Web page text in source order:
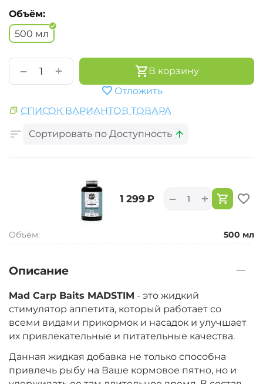
Объём:
500 мл
+
−
В корзину
Отложить
СПИСОК ВАРИАНТОВ ТОВАРА
Сортировать по Доступность
‍1 299‍ ₽ +
−
Объём: 500 мл
Описание
Mad Carp Baits MADSTIM - это жидкий
стимулятор аппетита, который работает со
всеми видами прикормок и насадок и улучшает
их привлекательные и питательные качества.
Данная жидкая добавка не только способна
привлечь рыбу на Ваше кормовое пятно, но и